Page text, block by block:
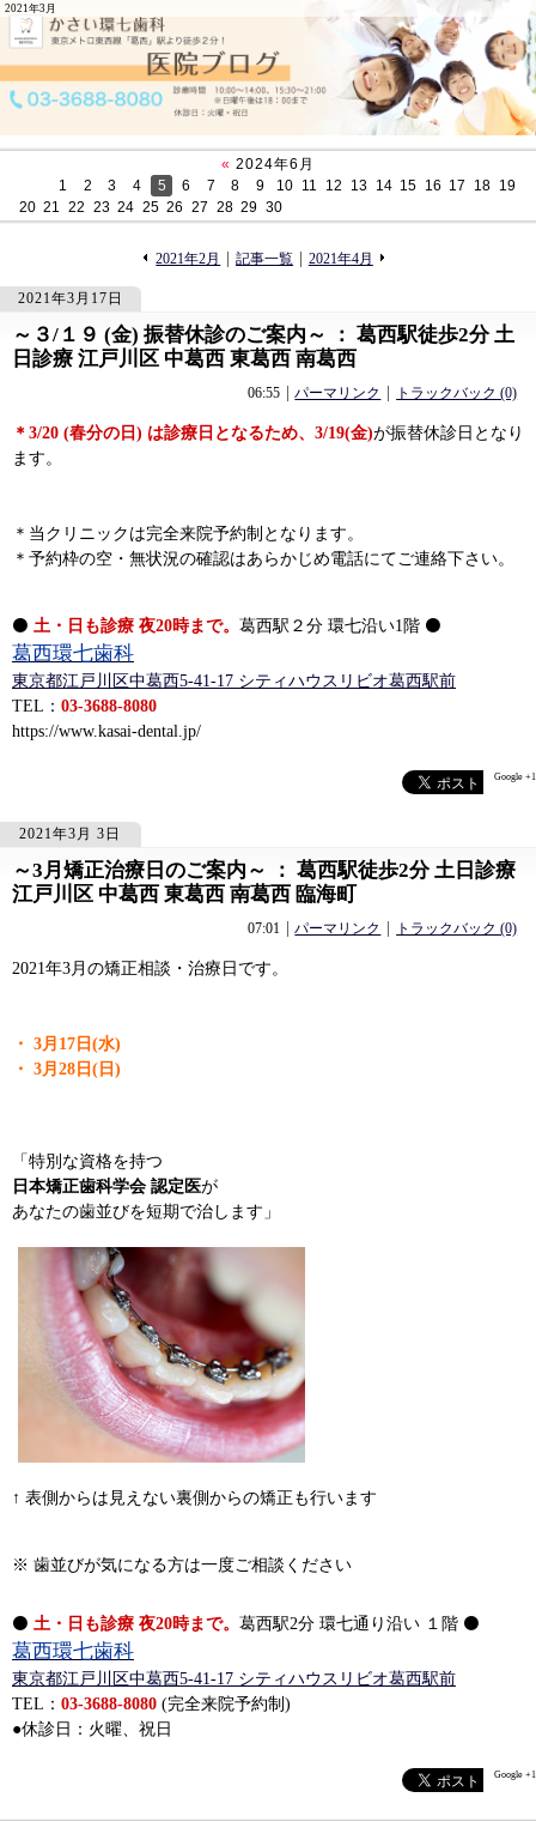
2021年3月
« 2024年6月
1
2 3 4 5 6 7 8 9 10 11 12 13 14 15 16 17 18 19
20 21 22 23 24 25 26 27 28 29 30
«
2021年2月 記事一覧 2021年4月
2021年3月17日
～３/１９ (金) 振替休診のご案内～ ： 葛西駅徒歩2分 土
日診療 江戸川区 中葛西 東葛西 南葛西
06:55 パーマリンク トラックバック (0)
＊3/20 (春分の日) は診療日となるため、3/19(金)が振替休診日となり
ます。
＊当クリニックは完全来院予約制となります。
＊予約枠の空・無状況の確認はあらかじめ電話にてご連絡下さい。
⚫ 土・日も診療 夜20時まで。 葛西駅２分 環七沿い1階 ⚫
葛西環七歯科
東京都江戸川区中葛西5-41-17 シティハウスリビオ葛西駅前
TEL： 03-3688-8080
https://www.kasai-dental.jp/
Google +1
2021年3月 3日
～3月矯正治療日のご案内～ ： 葛西駅徒歩2分 土日診療
江戸川区 中葛西 東葛西 南葛西 臨海町
07:01 パーマリンク トラックバック (0)
2021年3月の矯正相談・治療日です。
・ 3月17日(水)
・ 3月28日(日)
「特別な資格を持つ
日本矯正歯科学会 認定医が
あなたの歯並びを短期で治します」
↑ 表側からは見えない裏側からの矯正も行います
※ 歯並びが気になる方は一度ご相談ください
⚫ 土・日も診療 夜20時まで。 葛西駅2分 環七通り沿い １階 ⚫
葛西環七歯科
東京都江戸川区中葛西5-41-17 シティハウスリビオ葛西駅前
TEL： 03-3688-8080 (完全来院予約制)
●休診日：火曜、祝日
Google +1